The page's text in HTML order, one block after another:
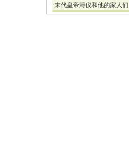
·末代皇帝溥仪和他的家人们